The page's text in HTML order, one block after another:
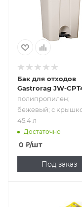
крышкой; 45.4 л
Бак для отходов
Gastrorag JW-
полипропилен;
бежевый; с
45.4 л
Достаточно
0 ₽/шт
Под заказ